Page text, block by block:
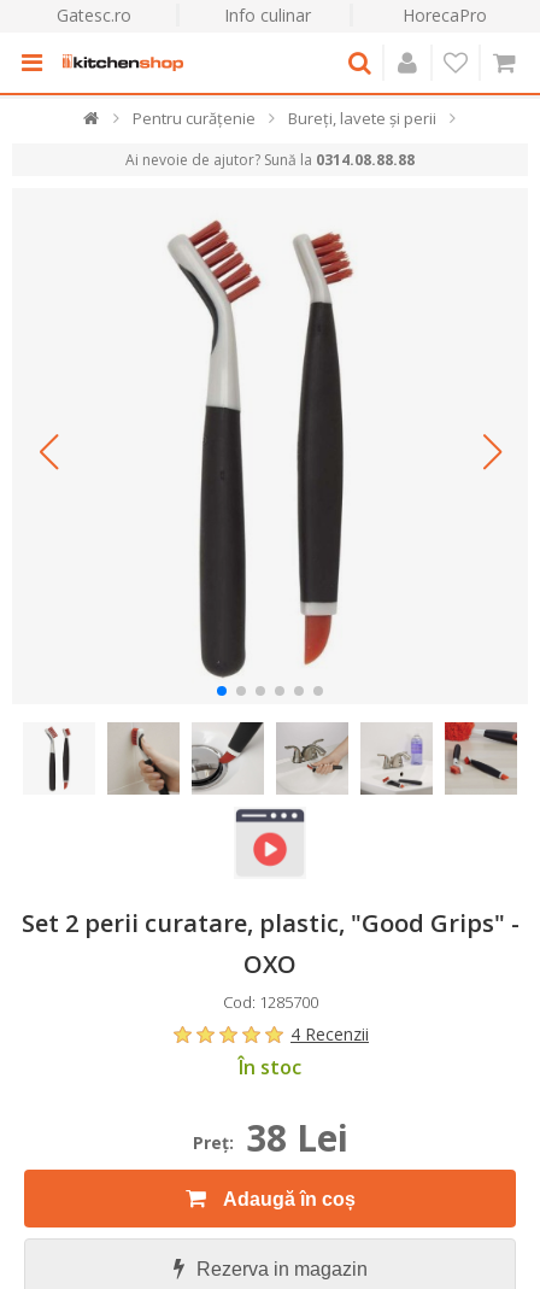
Gatesc.ro Info culinar HorecaPro
Pentru curățenie Bureți, lavete și perii
Ai nevoie de ajutor? Sună la 0314.08.88.88
Set 2 perii curatare, plastic, "Good Grips" -
OXO
Cod: 1285700
4 Recenzii
În stoc
Preţ: 38 Lei
Adaugă în coș
Rezerva in magazin